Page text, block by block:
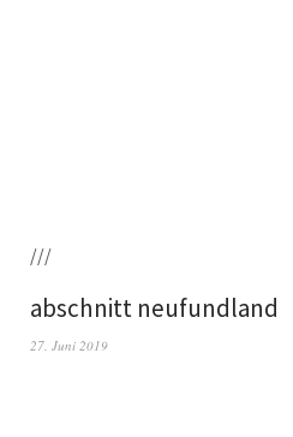
///
abschnitt neufundland
27. Juni 2019